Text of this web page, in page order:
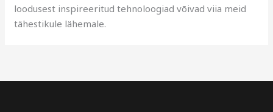
loodusest inspireeritud tehnoloogiad võivad viia meid
tähestikule lähemale.